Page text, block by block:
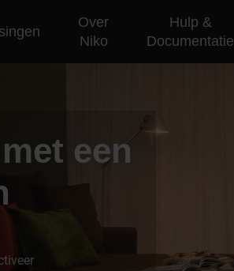
Over
Niko
Hulp &
Documentatie
een